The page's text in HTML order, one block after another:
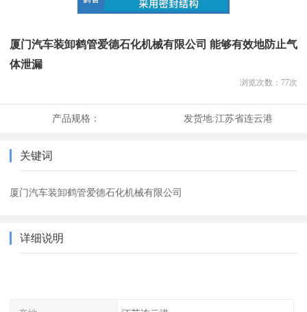
厦门汽车装卸鹤管爱德石化机械有限公司 能够有效地防止气
体泄漏
浏览次数： 77次
产品规格： 发货地:江苏省连云港
关键词
厦门汽车装卸鹤管爱德石化机械有限公司
详细说明